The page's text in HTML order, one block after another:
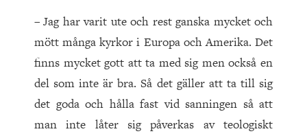
– Jag har varit ute och rest ganska mycket och
mött många kyrkor i Europa och Amerika. Det
finns mycket gott att ta med sig men också en
del som inte är bra. Så det gäller att ta till sig
det goda och hålla fast vid sanningen så att
man inte låter sig påverkas av teologiskt